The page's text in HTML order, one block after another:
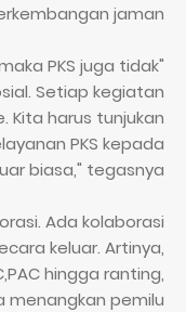
jaman.
PKS juga tidak
Setiap kegiatan
Kita harus tunjukan
PKS kepada
biasa," tegasnya.
Ada kolaborasi
keluar. Artinya,
hingga ranting,
menangkan pemilu